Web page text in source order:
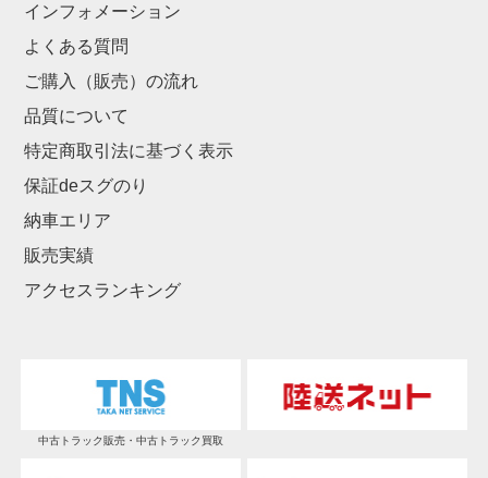
インフォメーション
よくある質問
ご購入（販売）の流れ
品質について
特定商取引法に基づく表示
保証deスグのり
納車エリア
販売実績
アクセスランキング
中古トラック販売・中古トラック買取